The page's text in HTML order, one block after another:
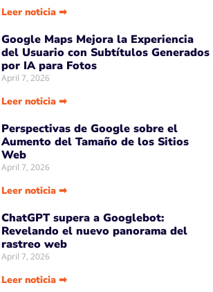
Acepta la Tecnología de Chips de IA
de Amazon
April 7, 2026
del Usuario con Subtítulos Generados
por IA para Fotos
April 7, 2026
Aumento del Tamaño de los Sitios
Web
April 7, 2026